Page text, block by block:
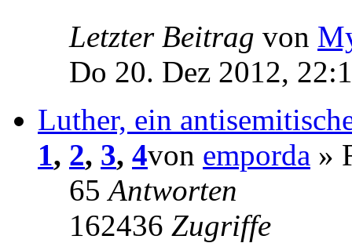
Letzter Beitrag von
Do 20. Dez 2012,
Luther, ein
1, 2, 3, 4von emporda »
65Antworten
162436 Zugriffe